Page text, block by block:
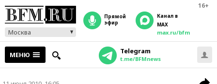
16+
Москва
прямой
эфир
Канал в
MAX
max.ru/bfm
МЕНЮ Telegram
t.me/BFMnews